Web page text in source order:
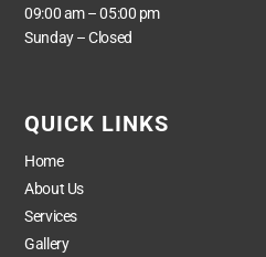
09:00 am – 05:00 pm
Sunday – Closed
QUICK LINKS
Home
About Us
Services
Gallery